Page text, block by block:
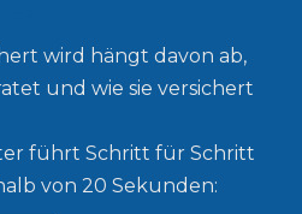
wird hängt davon ab,
und wie sie versichert
führt Schritt für Schritt
von 20 Sekunden: